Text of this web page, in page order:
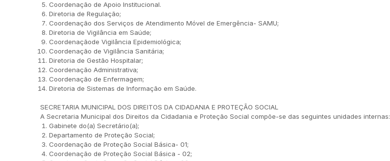
Coordenação de Apoio Institucional.
Diretoria de Regulação;
Coordenação dos Serviços de Atendimento Móvel de Emergência- SAMU;
Diretoria de Vigilância em Saúde;
Coordenaçãode Vigilância Epidemiológica;
Coordenação de Vigilância Sanitária;
Diretoria de Gestão Hospitalar;
Coordenação Administrativa;
Coordenação de Enfermagem;
Diretoria de Sistemas de Informação em Saúde.
SECRETARIA MUNICIPAL DOS DIREITOS DA CIDADANIA E PROTEÇÃO SOCIAL
A Secretaria Municipal dos Direitos da Cidadania e Proteção Social compõe-se das seguintes unidades internas:
Gabinete do(a) Secretário(a);
Departamento de Proteção Social;
Coordenação de Proteção Social Básica- 01;
Coordenação de Proteção Social Básica - 02;